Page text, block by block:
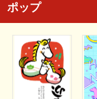
ポップ